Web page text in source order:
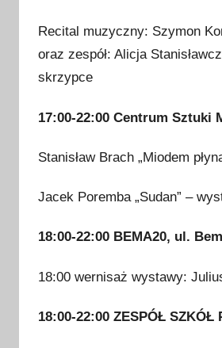
Recital muzyczny: Szymon
oraz zespół: Alicja
skrzypce
17:00-22:00 Centrum Sztuki
Stanisław Brach „Miodem
Jacek Poremba „Sudan” –
18:00-22:00 BEMA20, ul.
18:00 wernisaż wystawy:
18:00-22:00 ZESPÓŁ SZKÓŁ